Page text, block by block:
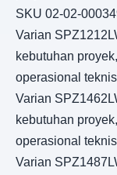
SKU 02-02-
Varian
kebutuhan
operasional
Varian
kebutuhan
operasional
Varian